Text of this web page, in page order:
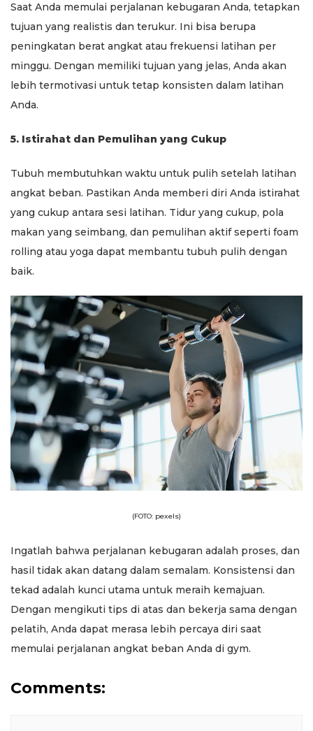
Saat Anda memulai perjalanan kebugaran Anda, tetapkan
tujuan yang realistis dan terukur. Ini bisa berupa
peningkatan berat angkat atau frekuensi latihan per
minggu. Dengan memiliki tujuan yang jelas, Anda akan
lebih termotivasi untuk tetap konsisten dalam latihan
Anda.
5. Istirahat dan Pemulihan yang Cukup
Tubuh membutuhkan waktu untuk pulih setelah latihan
angkat beban. Pastikan Anda memberi diri Anda istirahat
yang cukup antara sesi latihan. Tidur yang cukup, pola
makan yang seimbang, dan pemulihan aktif seperti foam
rolling atau yoga dapat membantu tubuh pulih dengan
baik.
(FOTO: pexels)
Ingatlah bahwa perjalanan kebugaran adalah proses, dan
hasil tidak akan datang dalam semalam. Konsistensi dan
tekad adalah kunci utama untuk meraih kemajuan.
Dengan mengikuti tips di atas dan bekerja sama dengan
pelatih, Anda dapat merasa lebih percaya diri saat
memulai perjalanan angkat beban Anda di gym.
Comments: